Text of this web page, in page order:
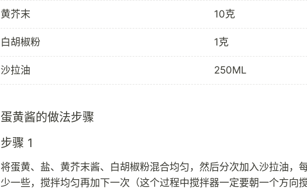
黄芥末 10克
白胡椒粉 1克
沙拉油 250ML
蛋黄酱的做法步骤
步骤 1
将蛋黄、盐、黄芥末酱、白胡椒粉混合均匀，然后分次加入沙拉油，
少一些，搅拌均匀再加下一次（这个过程中搅拌器一定要朝一个方向